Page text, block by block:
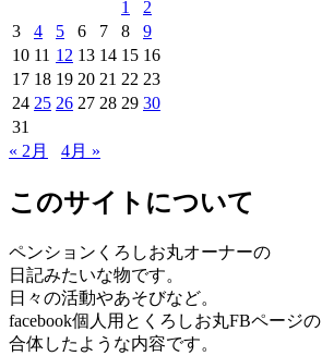
1
2
3
4 5 6 7 8
9
10 11 12 13 14 15 16
17 18 19 20 21 22 23
24 25 26 27 28 29 30
31
« 2月
4月 »
このサイトについて
ペンションくろしお丸オーナーの
日記みたいな物です。
日々の活動やあそびなど。
facebook個人用とくろしお丸FBページの
合体したような内容です。